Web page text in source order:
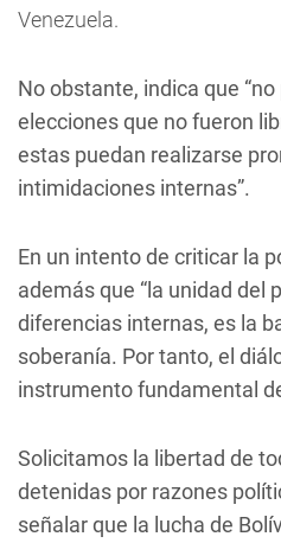
Venezuela.
No obstante, indica que
elecciones que no fueron
estas puedan realizarse
intimidaciones internas”.
En un intento de criticar la
además que “la unidad del
diferencias internas, es la
soberanía. Por tanto, el
instrumento fundamental
Solicitamos la libertad de
detenidas por razones
señalar que la lucha de